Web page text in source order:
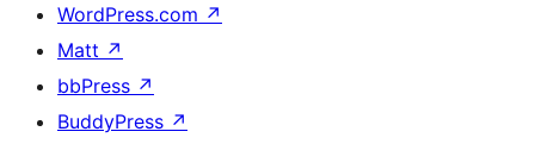
WordPress.com ↗
Matt ↗
bbPress ↗
BuddyPress ↗